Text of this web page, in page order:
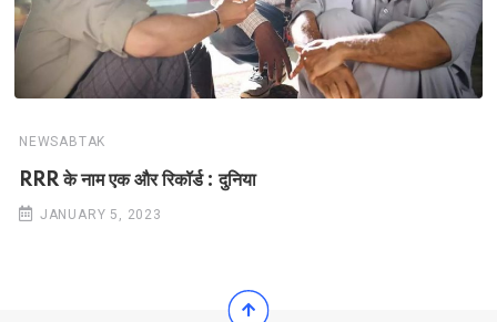
NEWSABTAK
RRR के नाम एक और रिकॉर्ड : दुनिया
JANUARY 5, 2023